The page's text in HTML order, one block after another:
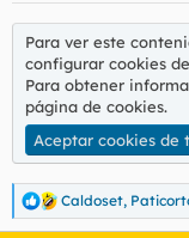
Para ver este
configurar cookies
Para obtener
página de cookies.
Aceptar cookies de
R
e
Caldoset,